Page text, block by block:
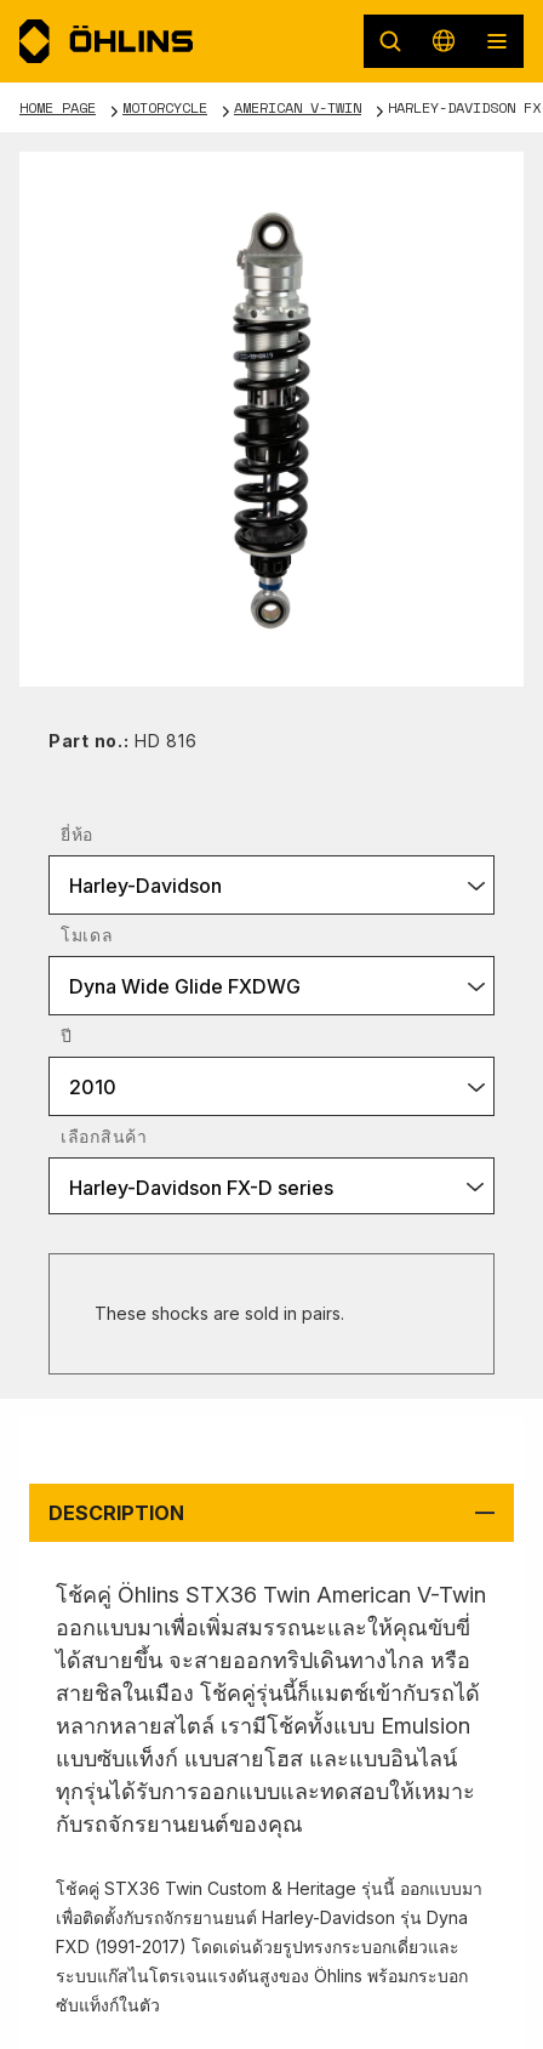
HOME PAGE MOTORCYCLE AMERICAN V-TWIN HARLEY-DAVIDSON
Part no.: HD 816
ยี่ห้อ
Harley-Davidson
โมเดล
Dyna Wide Glide FXDWG
ปี
2010
เลือกสินค้า
Harley-Davidson FX-D series
These shocks are sold in pairs.
DESCRIPTION
โช้คคู่ Öhlins STX36 Twin American V-Twin
ออกแบบมาเพื่อเพิ่มสมรรถนะและให้คุณขับขี่
ได้สบายขึ้น จะสายออกทริปเดินทางไกล หรือ
สายชิลในเมือง โช้คคู่รุ่นนี้ก็แมตช์เข้ากับรถได้
หลากหลายสไตล์ เรามีโช้คทั้งแบบ Emulsion
แบบซับแท็งก์ แบบสายโฮส และแบบอินไลน์
ทุกรุ่นได้รับการออกแบบและทดสอบให้เหมาะ
กับรถจักรยานยนต์ของคุณ
โช้คคู่ STX36 Twin Custom & Heritage รุ่นนี้ ออกแบบมา
เพื่อติดตั้งกับรถจักรยานยนต์ Harley-Davidson รุ่น Dyna
FXD (1991-2017) โดดเด่นด้วยรูปทรงกระบอกเดี่ยวและ
ระบบแก๊สไนโตรเจนแรงดันสูงของ Öhlins พร้อมกระบอก
ซับแท็งก์ในตัว